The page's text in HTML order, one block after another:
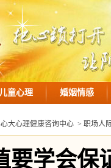
儿童心理 婚姻情感
大心理健康咨询中心 > 职场人
要学会保